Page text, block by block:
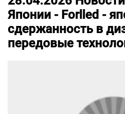
Японии - Forlled -
сдержанность в
передовые